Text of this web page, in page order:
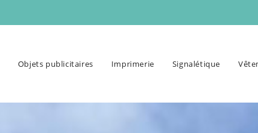
Objets publicitaires Imprimerie Signalétique